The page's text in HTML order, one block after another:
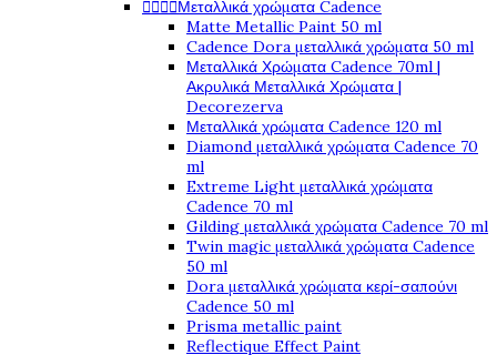
Μεταλλικά χρώματα Cadence
Matte Metallic Paint 50 ml
Cadence Dora μεταλλικά χρώματα 50 ml
Μεταλλικά Χρώματα Cadence 70ml |
Ακρυλικά Μεταλλικά Χρώματα |
Decorezerva
Μεταλλικά χρώματα Cadence 120 ml
Diamond μεταλλικά χρώματα Cadence 70
ml
Extreme Light μεταλλικά χρώματα
Cadence 70 ml
Gilding μεταλλικά χρώματα Cadence 70 ml
Twin magic μεταλλικά χρώματα Cadence
50 ml
Dora μεταλλικά χρώματα κερί-σαπούνι
Cadence 50 ml
Prisma metallic paint
Reflectique Effect Paint